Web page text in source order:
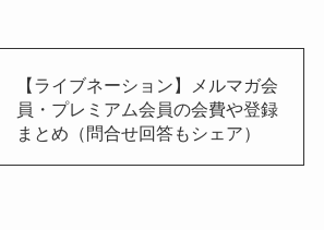
【ライブネーション】メルマガ会
員・プレミアム会員の会費や登録
まとめ（問合せ回答もシェア）